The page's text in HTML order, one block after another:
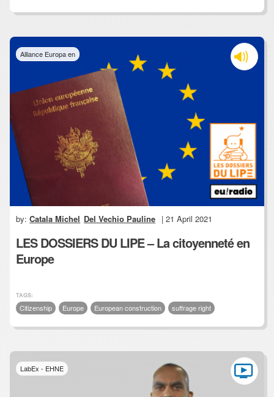
Alliance Europa en
by:Catala Michel Del Vechio Pauline | 21 April 2021
LES DOSSIERS DU LIPE – La citoyenneté en
Europe
TAGS:
Citizenship Europe European construction suffrage right
LabEx - EHNE